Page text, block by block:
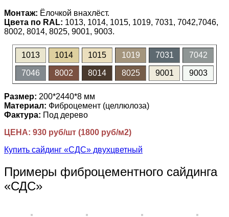
Монтаж: Ёлочкой внахлёст.
Цвета по RAL: 1013, 1014, 1015, 1019, 7031, 7042,7046,
8002, 8014, 8025, 9001, 9003.
1013 1014 1015 1019 7031 7042
7046 8002 8014 8025 9001 9003
Размер: 200*2440*8 мм
Материал: Фиброцемент (целлюлоза)
Фактура: Под дерево
ЦЕНА: 930 руб/шт (1800 руб/м2)
Купить сайдинг «СДС» двухцветный
Примеры фиброцементного сайдинга
«СДС»